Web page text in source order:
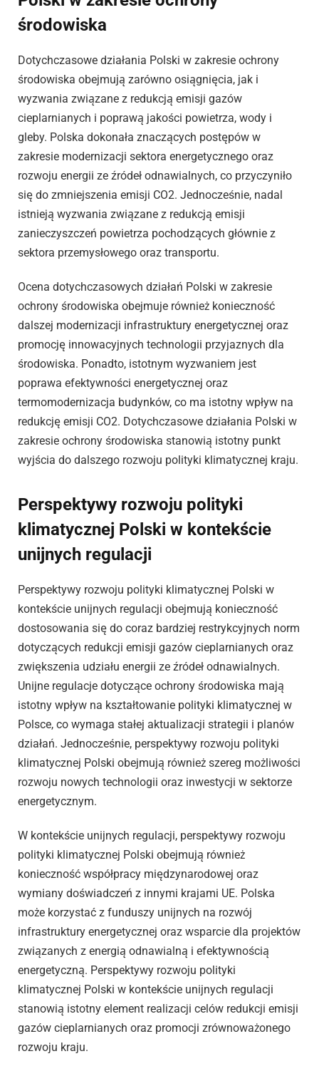
środowiska
Dotychczasowe działania Polski w zakresie ochrony
środowiska obejmują zarówno osiągnięcia, jak i
wyzwania związane z redukcją emisji gazów
cieplarnianych i poprawą jakości powietrza, wody i
gleby. Polska dokonała znaczących postępów w
zakresie modernizacji sektora energetycznego oraz
rozwoju energii ze źródeł odnawialnych, co przyczyniło
się do zmniejszenia emisji CO2. Jednocześnie, nadal
istnieją wyzwania związane z redukcją emisji
zanieczyszczeń powietrza pochodzących głównie z
sektora przemysłowego oraz transportu.
Ocena dotychczasowych działań Polski w zakresie
ochrony środowiska obejmuje również konieczność
dalszej modernizacji infrastruktury energetycznej oraz
promocję innowacyjnych technologii przyjaznych dla
środowiska. Ponadto, istotnym wyzwaniem jest
poprawa efektywności energetycznej oraz
termomodernizacja budynków, co ma istotny wpływ na
redukcję emisji CO2. Dotychczasowe działania Polski w
zakresie ochrony środowiska stanowią istotny punkt
wyjścia do dalszego rozwoju polityki klimatycznej kraju.
Perspektywy rozwoju polityki
klimatycznej Polski w kontekście
unijnych regulacji
Perspektywy rozwoju polityki klimatycznej Polski w
kontekście unijnych regulacji obejmują konieczność
dostosowania się do coraz bardziej restrykcyjnych norm
dotyczących redukcji emisji gazów cieplarnianych oraz
zwiększenia udziału energii ze źródeł odnawialnych.
Unijne regulacje dotyczące ochrony środowiska mają
istotny wpływ na kształtowanie polityki klimatycznej w
Polsce, co wymaga stałej aktualizacji strategii i planów
działań. Jednocześnie, perspektywy rozwoju polityki
klimatycznej Polski obejmują również szereg możliwości
rozwoju nowych technologii oraz inwestycji w sektorze
energetycznym.
W kontekście unijnych regulacji, perspektywy rozwoju
polityki klimatycznej Polski obejmują również
konieczność współpracy międzynarodowej oraz
wymiany doświadczeń z innymi krajami UE. Polska
może korzystać z funduszy unijnych na rozwój
infrastruktury energetycznej oraz wsparcie dla projektów
związanych z energią odnawialną i efektywnością
energetyczną. Perspektywy rozwoju polityki
klimatycznej Polski w kontekście unijnych regulacji
stanowią istotny element realizacji celów redukcji emisji
gazów cieplarnianych oraz promocji zrównoważonego
rozwoju kraju.